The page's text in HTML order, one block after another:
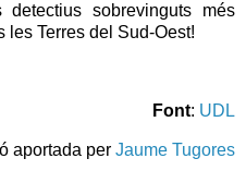
sobrevinguts més
les Terres del Sud-Oest!
Font: UDL
aportada per Jaume Tugores